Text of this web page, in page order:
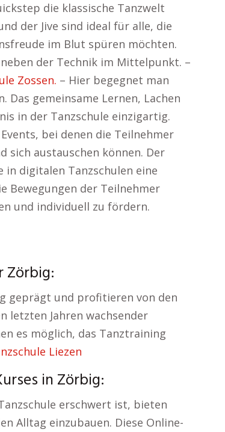
die klassische Tanzwelt
der Jive sind ideal für alle, die
im Blut spüren möchten.
der Technik im Mittelpunkt. –
Zossen. – Hier begegnet man
Das gemeinsame Lernen, Lachen
in der Tanzschule einzigartig.
bei denen die Teilnehmer
sich austauschen können. Der
digitalen Tanzschulen eine
Bewegungen der Teilnehmer
und individuell zu fördern.
Zörbig:
geprägt und profitieren von den
letzten Jahren wachsender
es möglich, das Tanztraining
Liezen
in Zörbig:
erschwert ist, bieten
Alltag einzubauen. Diese Online-